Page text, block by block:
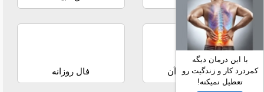
استخاره با قرآن فال روزانه
با این درمان دیگه
کمردرد کار و زندگیت رو
تعطیل نمیکنه!